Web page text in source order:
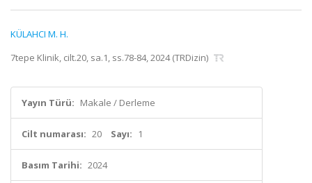
KÜLAHCI M. H.
7tepe Klinik, cilt.20, sa.1, ss.78-84, 2024 (TRDizin)
Yayın Türü: Makale / Derleme
Cilt numarası: 20 Sayı: 1
Basım Tarihi: 2024